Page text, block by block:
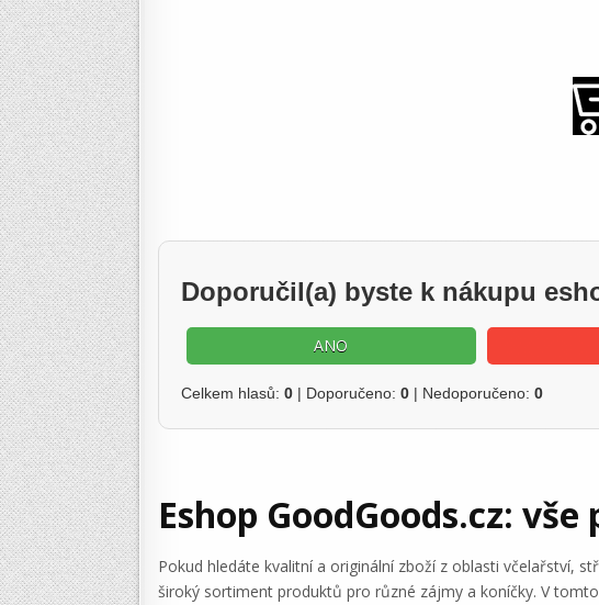
Doporučil(a) byste k nákupu
ANO
Celkem hlasů: 0 | Doporučeno: 0 | Nedoporučeno: 0
Eshop GoodGoods.cz:
Pokud hledáte kvalitní a originální zboží z oblasti včelařství,
široký sortiment produktů pro různé zájmy a koníčky. V